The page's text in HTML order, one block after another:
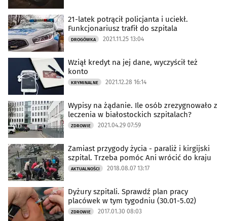
21-latek potrącił policjanta i uciekł.
Funkcjonariusz trafił do szpitala
DROGÓWKA 2021.11.25 13:04
Wziął kredyt na jej dane, wyczyścił też
konto
KRYMINALNE 2021.12.28 16:14
Wypisy na żądanie. Ile osób zrezygnowało z
leczenia w białostockich szpitalach?
ZDROWIE 2021.04.29 07:59
Zamiast przygody życia - paraliż i kirgijski
szpital. Trzeba pomóc Ani wrócić do kraju
AKTUALNOŚCI 2018.08.07 13:17
Dyżury szpitali. Sprawdź plan pracy
placówek w tym tygodniu (30.01-5.02)
ZDROWIE 2017.01.30 08:03